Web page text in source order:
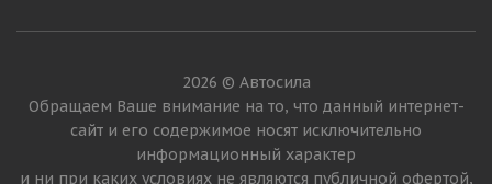
2026 © Автосила
Обращаем Ваше внимание на то, что данный интернет-
сайт и его содержимое носят исключительно
информационный характер
и ни при каких условиях не являются публичной офертой,